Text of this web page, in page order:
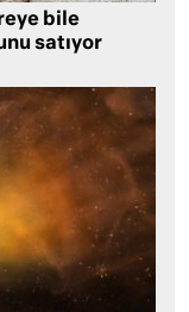
bile
satıyor